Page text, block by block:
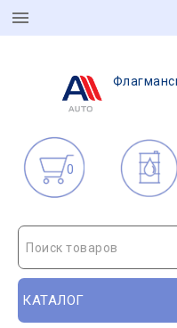
0
Поиск товаров
КАТАЛОГ